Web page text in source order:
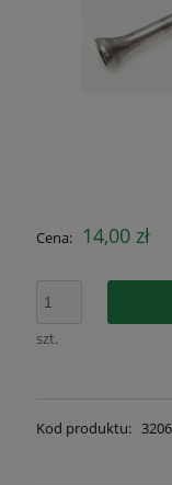
Cena: 14,00 zł
szt.
Kod produktu: